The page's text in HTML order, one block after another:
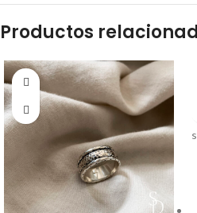
Productos